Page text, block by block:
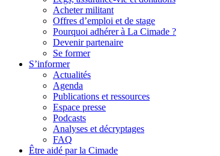
Acheter militant
Offres d’emploi et de stage
Pourquoi adhérer à La Cimade ?
Devenir partenaire
Se former
S’informer
Actualités
Agenda
Publications et ressources
Espace presse
Podcasts
Analyses et décryptages
FAQ
Être aidé par la Cimade